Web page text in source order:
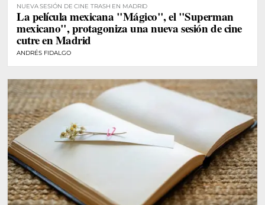
NUEVA SESIÓN DE CINE TRASH EN MADRID
La película mexicana "Mágico", el "Superman
mexicano", protagoniza una nueva sesión de cine
cutre en Madrid
ANDRÉS FIDALGO